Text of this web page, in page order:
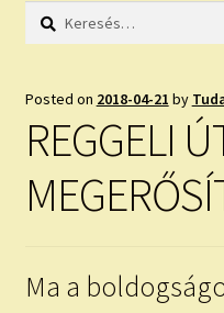
HOLDNAPTÁR
NAPI ASZTROLÓGIA
KÉRJ EGY MEGERŐSÍTÉST!
Keresés:
Posted on 2018-04-21 by
REGGELI
Ma a